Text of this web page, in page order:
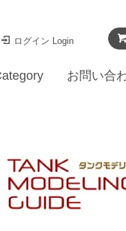
ログイン Login
お問い合